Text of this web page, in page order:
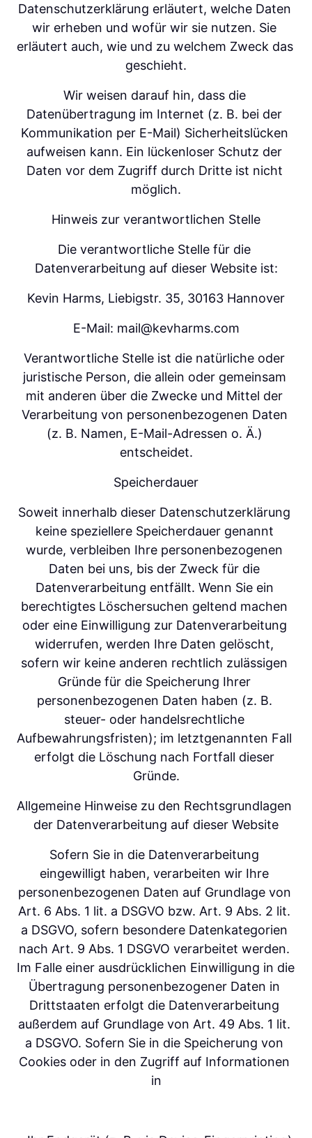
Datenschutzerklärung erläutert, welche Daten
wir erheben und wofür wir sie nutzen. Sie
erläutert auch, wie und zu welchem Zweck das
geschieht.
Wir weisen darauf hin, dass die
Datenübertragung im Internet (z. B. bei der
Kommunikation per E-Mail) Sicherheitslücken
aufweisen kann. Ein lückenloser Schutz der
Daten vor dem Zugriff durch Dritte ist nicht
möglich.
Hinweis zur verantwortlichen Stelle
Die verantwortliche Stelle für die
Datenverarbeitung auf dieser Website ist:
Kevin Harms, Liebigstr. 35, 30163 Hannover
E-Mail: mail@kevharms.com
Verantwortliche Stelle ist die natürliche oder
juristische Person, die allein oder gemeinsam
mit anderen über die Zwecke und Mittel der
Verarbeitung von personenbezogenen Daten
(z. B. Namen, E-Mail-Adressen o. Ä.)
entscheidet.
Speicherdauer
Soweit innerhalb dieser Datenschutzerklärung
keine speziellere Speicherdauer genannt
wurde, verbleiben Ihre personenbezogenen
Daten bei uns, bis der Zweck für die
Datenverarbeitung entfällt. Wenn Sie ein
berechtigtes Löschersuchen geltend machen
oder eine Einwilligung zur Datenverarbeitung
widerrufen, werden Ihre Daten gelöscht,
sofern wir keine anderen rechtlich zulässigen
Gründe für die Speicherung Ihrer
personenbezogenen Daten haben (z. B.
steuer- oder handelsrechtliche
Aufbewahrungsfristen); im letztgenannten Fall
erfolgt die Löschung nach Fortfall dieser
Gründe.
Allgemeine Hinweise zu den Rechtsgrundlagen
der Datenverarbeitung auf dieser Website
Sofern Sie in die Datenverarbeitung
eingewilligt haben, verarbeiten wir Ihre
personenbezogenen Daten auf Grundlage von
Art. 6 Abs. 1 lit. a DSGVO bzw. Art. 9 Abs. 2 lit.
a DSGVO, sofern besondere Datenkategorien
nach Art. 9 Abs. 1 DSGVO verarbeitet werden.
Im Falle einer ausdrücklichen Einwilligung in die
Übertragung personenbezogener Daten in
Drittstaaten erfolgt die Datenverarbeitung
außerdem auf Grundlage von Art. 49 Abs. 1 lit.
a DSGVO. Sofern Sie in die Speicherung von
Cookies oder in den Zugriff auf Informationen
in